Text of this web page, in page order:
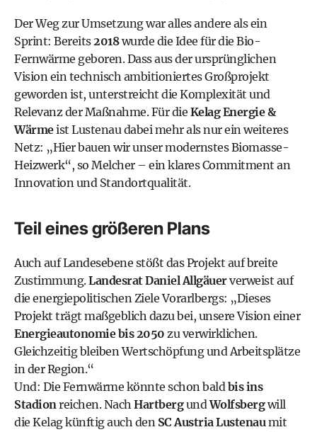
Der Weg zur Umsetzung war alles andere als ein
Sprint: Bereits2018wurde die Idee für die Bio-
Fernwärme geboren. Dass aus der ursprünglichen
Vision ein technisch ambitioniertes Großprojekt
geworden ist, unterstreicht die Komplexität und
Relevanz der Maßnahme. Für die Kelag Energie &
Wärmeist Lustenau dabei mehr als nur ein weiteres
Netz: „Hier bauen wir unser modernstes Biomasse-
Heizwerk“, so Melcher – ein klares Commitment an
Innovation und Standortqualität.
Teil eines größeren Plans
Auch auf Landesebene stößt das Projekt auf breite
Zustimmung.Landesrat Daniel Allgäuerverweist auf
die energiepolitischen Ziele Vorarlbergs: „Dieses
Projekt trägt maßgeblich dazu bei, unsere Vision einer
Energieautonomie bis 2050 zu verwirklichen.
Gleichzeitig bleiben Wertschöpfung und Arbeitsplätze
in der Region.“
Und: Die Fernwärme könnte schon baldbis ins
Stadionreichen. Nach HartbergundWolfsbergwill
die Kelag künftig auch den SC Austria Lustenaumit